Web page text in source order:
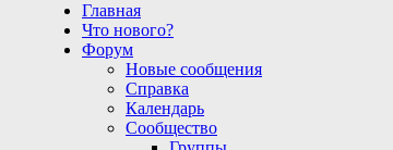
Главная
Что нового?
Форум
Новые сообщения
Справка
Календарь
Сообщество